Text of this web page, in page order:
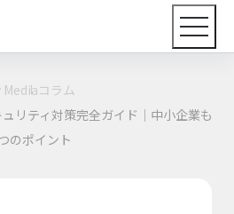
コラム
リティ対策完全ガイド｜中小企業も
のポイント